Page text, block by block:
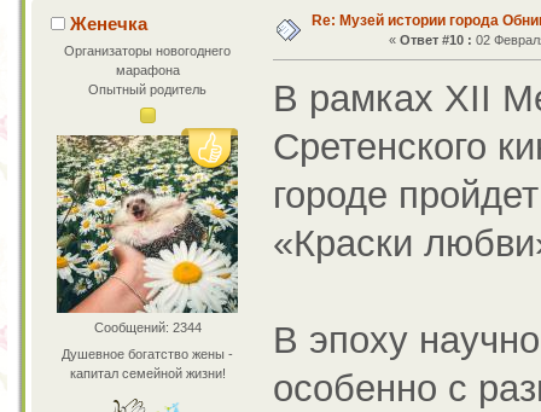
Женечка
Организаторы новогоднего
марафона
Опытный родитель
Сообщений: 2344
Душевное богатство жены -
капитал семейной жизни!
Re: Музей истории города
« Ответ #10 : 02
В рамках XII
Сретенского
городе
«Краски
В эпоху
особенно с